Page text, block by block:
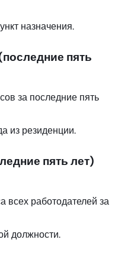
назначения.
пять
за последние пять
из резиденции.
пять лет)
всех работодателей за
должности.